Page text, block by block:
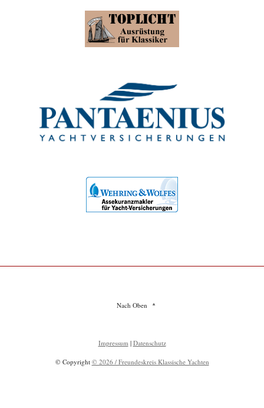
Nach Oben
Impressum | Datenschutz
© Copyright © 2026 / Freundeskreis Klassische Yachten